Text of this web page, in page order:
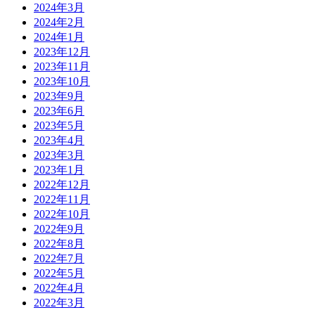
2024年3月
2024年2月
2024年1月
2023年12月
2023年11月
2023年10月
2023年9月
2023年6月
2023年5月
2023年4月
2023年3月
2023年1月
2022年12月
2022年11月
2022年10月
2022年9月
2022年8月
2022年7月
2022年5月
2022年4月
2022年3月